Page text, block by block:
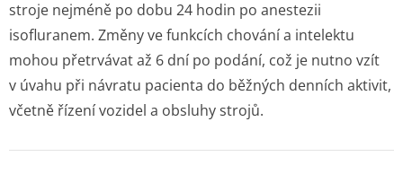
stroje nejméně po dobu 24 hodin po anestezii
isofluranem. Změny ve funkcích chování a intelektu
mohou přetrvávat až 6 dní po podání, což je nutno vzít
v úvahu při návratu pacienta do běžných denních aktivit,
včetně řízení vozidel a obsluhy strojů.